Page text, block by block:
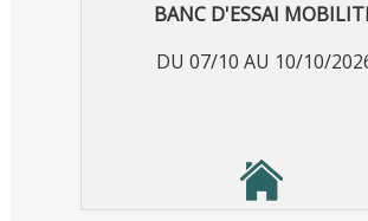
BANC D'ESSAI
DU 07/10 AU 10/10/